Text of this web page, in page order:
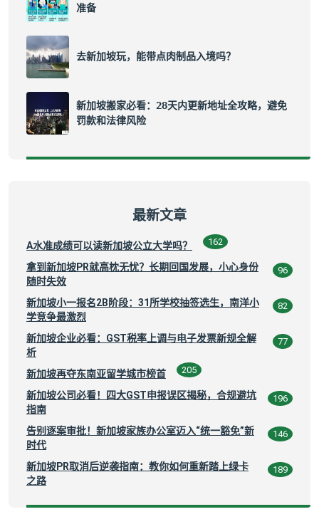
准备
去新加坡玩，能带点肉制品入境吗？
新加坡搬家必看：28天内更新地址全攻略，避免
罚款和法律风险
最新文章
A水准成绩可以读新加坡公立大学吗？ 162
拿到新加坡PR就高枕无忧？长期回国发展，小心身份
随时失效
96
新加坡小一报名2B阶段：31所学校抽签选生，南洋小
学竞争最激烈
82
新加坡企业必看：GST税率上调与电子发票新规全解
析
77
新加坡再夺东南亚留学城市榜首 205
新加坡公司必看！四大GST申报误区揭秘，合规避坑
指南
196
告别逐案审批！新加坡家族办公室迈入“统一豁免”新
时代
146
新加坡PR取消后逆袭指南：教你如何重新踏上绿卡
之路
189